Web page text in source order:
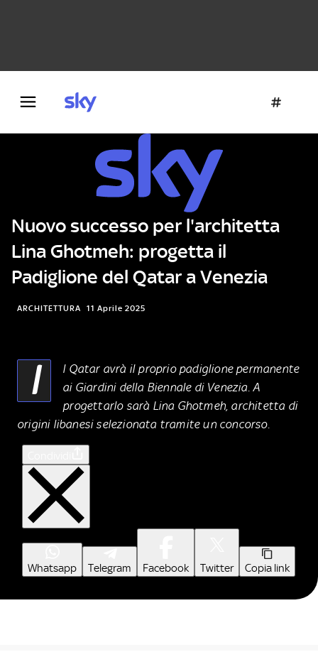
Nuovo successo per l'architetta
Lina Ghotmeh: progetta il
Padiglione del Qatar a Venezia
ARCHITETTURA 11 Aprile 2025
I
l Qatar avrà il proprio padiglione permanente
ai Giardini della Biennale di Venezia. A
progettarlo sarà Lina Ghotmeh, architetta di
origini libanesi selezionata tramite un concorso.
Whatsapp Telegram Facebook Twitter Copia link